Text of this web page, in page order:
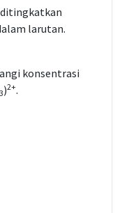
larutan.
konsentrasi
3)2+.